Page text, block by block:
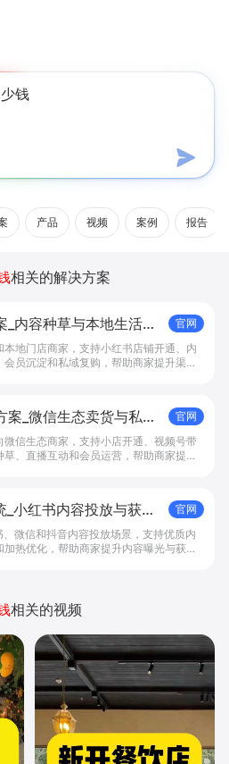
产品 视频 案例 报告
相关的解决方案
内容种草与本地生活转
赞
官网
地门店商家，支持小红书店铺开通、内
员沉淀和私域复购，帮助商家提升渠道
_微信生态卖货与私域
官网
信生态商家，支持小店开通、视频号带
、直播互动和会员运营，帮助商家提升
小红书内容投放与获客
意, 找有赞
官网
微信和抖音内容投放场景，支持优质内
热优化，帮助商家提升内容曝光与获客
相关的视频